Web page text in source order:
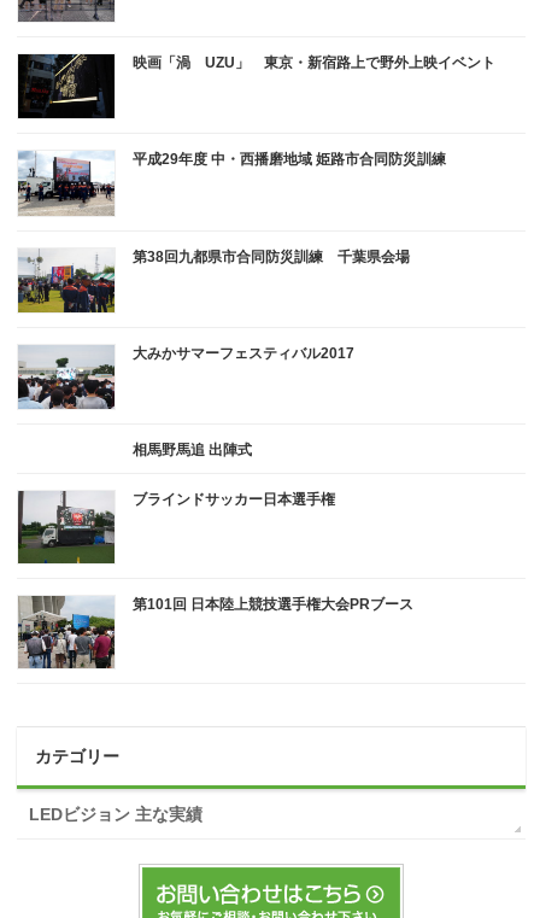
映画「渦 UZU」 東京・新宿路上で野外上映イベント
平成29年度 中・西播磨地域 姫路市合同防災訓練
第38回九都県市合同防災訓練 千葉県会場
大みかサマーフェスティバル2017
相馬野馬追 出陣式
ブラインドサッカー日本選手権
第101回 日本陸上競技選手権大会PRブース
カテゴリー
LEDビジョン 主な実績